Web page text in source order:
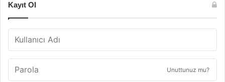
Kayıt Ol
Unuttunuz mu?